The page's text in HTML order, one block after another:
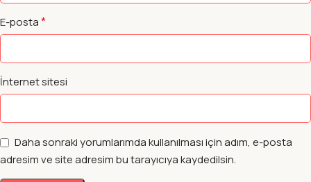
E-posta*
İnternet sitesi
Daha sonraki yorumlarımda kullanılması için adım, e-posta
adresim ve site adresim bu tarayıcıya kaydedilsin.